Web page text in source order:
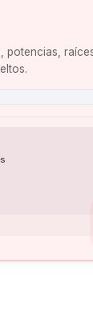
potencias,